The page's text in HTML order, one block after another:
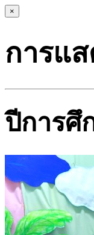
×
การแ
ปีการศึ